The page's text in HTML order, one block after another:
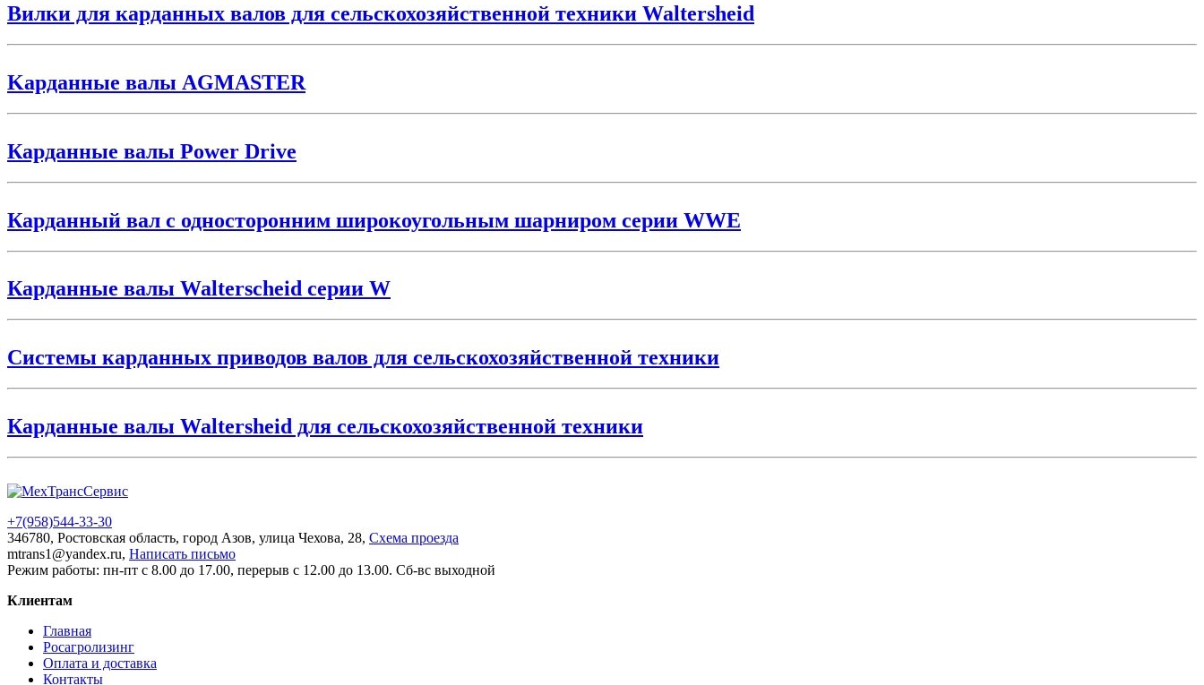
Вилки для карданных валов для сельскохозяйственной техники Waltersheid
Kарданные валы AGMASTER
Карданные валы Power Drive
Карданный вал с односторонним широкоугольным шарниром серии WWE
Карданные валы Walterscheid серии W
Системы карданных приводов валов для сельскохозяйственной техники
Карданные валы Waltersheid для сельскохозяйственной техники
+7(958)544-33-30
346780, Ростовская область, город Азов, улица Чехова, 28, Схема проезда
mtrans1@yandex.ru, Написать письмо
Режим работы: пн-пт с 8.00 до 17.00, перерыв с 12.00 до 13.00. Сб-вс выходной
Клиентам
Главная
Росагролизинг
Оплата и доставка
Контакты